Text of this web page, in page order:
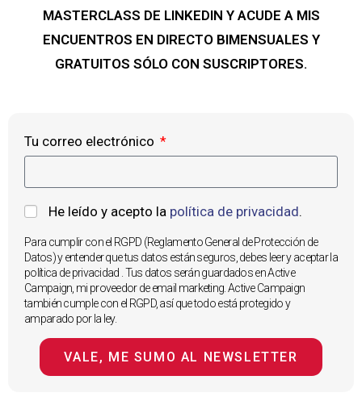
MASTERCLASS DE LINKEDIN Y ACUDE A MIS
ENCUENTROS EN DIRECTO BIMENSUALES Y
GRATUITOS SÓLO CON SUSCRIPTORES.
Tu correo electrónico
He leído y acepto la política de privacidad.
Para cumplir con el RGPD (Reglamento General de Protección de
Datos) y entender que tus datos están seguros, debes leer y aceptar la
política de privacidad . Tus datos serán guardados en Active
Campaign, mi proveedor de email marketing. Active Campaign
también cumple con el RGPD, así que todo está protegido y
amparado por la ley.
VALE, ME SUMO AL NEWSLETTER